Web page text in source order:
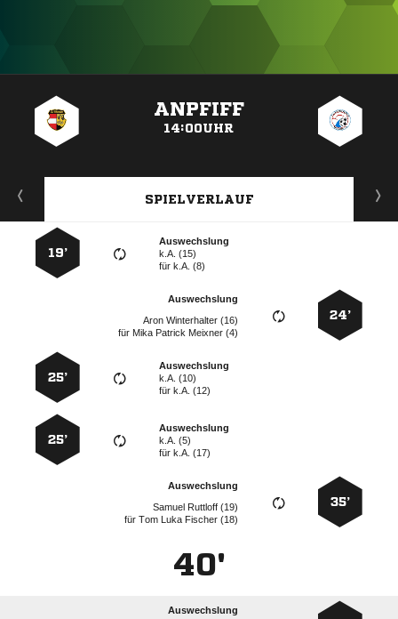
ANPFIFF
14:00UHR
SPIELVERLAUF
Auswechslung
k.A. (15)
fürk.A. (8)
19’
24’
Auswechslung
  
für    
Auswechslung
k.A. (10)
fürk.A. (12)
25’
Auswechslung
k.A. (5)
fürk.A. (17)
25’
35’
Auswechslung
  
für   
40'
Auswechslung